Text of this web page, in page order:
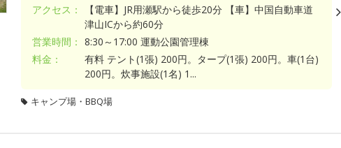
アクセス：
【電車】JR用瀬駅から徒歩20分 【車】中国自動車道
津山ICから約60分
営業時間： 8:30～17:00 運動公園管理棟
料金：
有料 テント(1張) 200円。タープ(1張) 200円。車(1台)
200円。炊事施設(1名) 1...
キャンプ場・BBQ場